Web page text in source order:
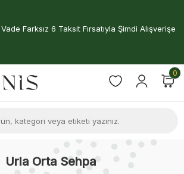
Farksız 6 Taksit Fırsatıyla Şimdi Alışverişe
0
Urla Orta Sehpa